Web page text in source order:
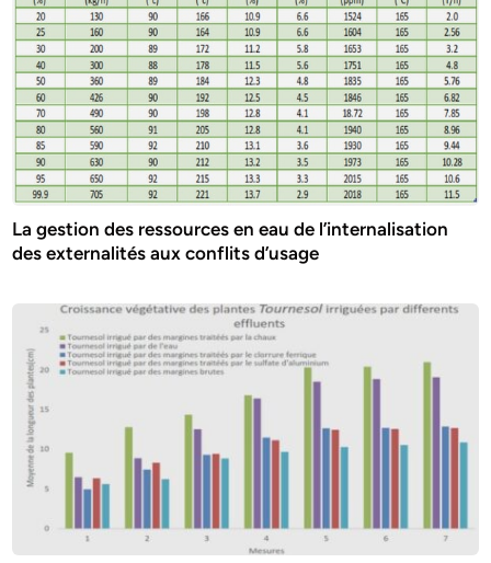
La gestion des ressources en eau de l’internalisation
des externalités aux conflits d’usage